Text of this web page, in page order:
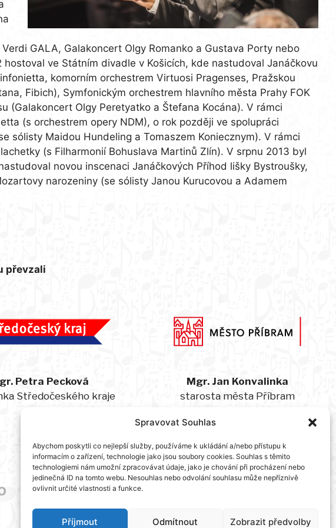
Spravovat Souhlas
Abychom poskytli co nejlepší služby, používáme k ukládání a/nebo přístupu k
informacím o zařízení, technologie jako jsou soubory cookies. Souhlas s těmito
technologiemi nám umožní zpracovávat údaje, jako je chování při procházení nebo
jedinečná ID na tomto webu. Nesouhlas nebo odvolání souhlasu může nepříznivě
ovlivnit určité vlastnosti a funkce.
Příjmout Odmítnout Zobrazit předvolby
GALA, Galakoncert Olgy Romanko a Gustava Porty nebo
ve Státním divadle v Košicích, kde nastudoval Janáčkovu
komorním orchestrem Virtuosi Pragenses, Pražskou
Fibich), Symfonickým orchestrem hlavního města Prahy FOK
(Galakoncert Olgy Peretyatko a Štefana Kocána). V rámci
(s orchestrem opery NDM), o rok později ve spolupráci
sólisty Maidou Hundeling a Tomaszem Koniecznym). V rámci
(s Filharmonií Bohuslava Martinů Zlín). V srpnu 2013 byl
novou inscenaci Janáčkových Příhod lišky Bystroušky,
narozeniny (se sólisty Janou Kurucovou a Adamem
převzali
Petra Pecková
Středočeského kraje
Mgr. Jan Konvalinka
starosta města Příbram
Hlavní partner: